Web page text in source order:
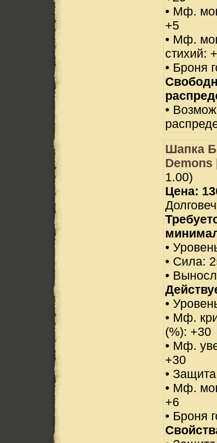
• Мф.
+5
• Мф.
стихий:
• Броня
•
Шапка
1.00)
Цена:
•
• Сила:
•
•
• Мф.
(%): +30
• Мф.
+30
•
• Мф.
+6
• Броня